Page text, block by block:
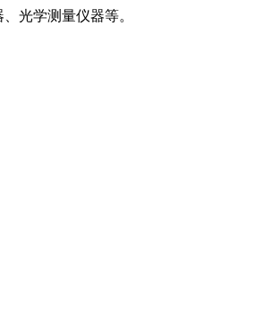
光学测量仪器等。